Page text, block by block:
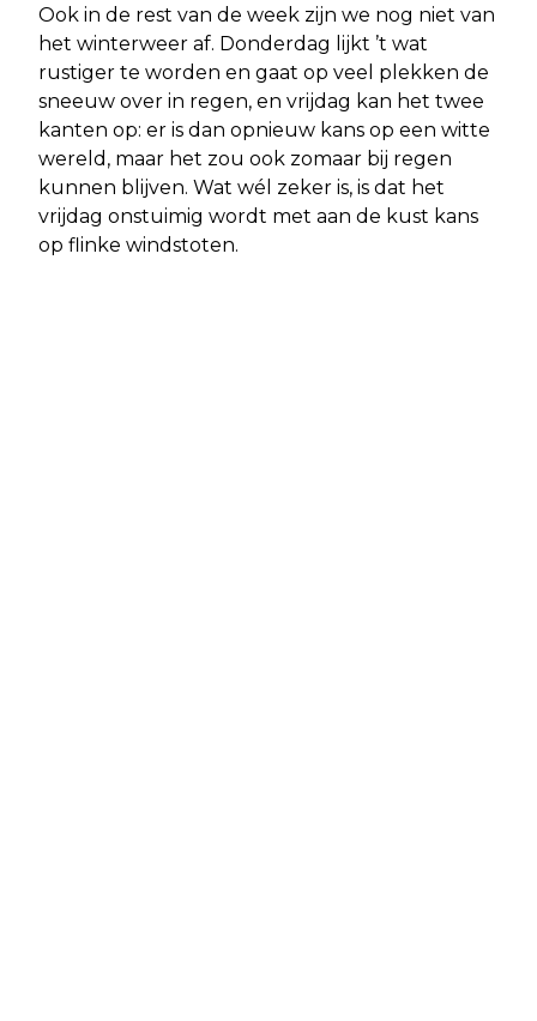
Ook in de rest van de week zijn we nog niet van
het winterweer af. Donderdag lijkt ’t wat
rustiger te worden en gaat op veel plekken de
sneeuw over in regen, en vrijdag kan het twee
kanten op: er is dan opnieuw kans op een witte
wereld, maar het zou ook zomaar bij regen
kunnen blijven. Wat wél zeker is, is dat het
vrijdag onstuimig wordt met aan de kust kans
op flinke windstoten.